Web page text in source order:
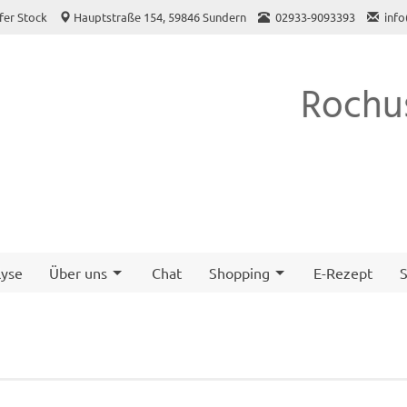
Stock Hauptstraße 154, 59846 Sundern 02933-9093393
Über uns Chat Shopping E-Rezept